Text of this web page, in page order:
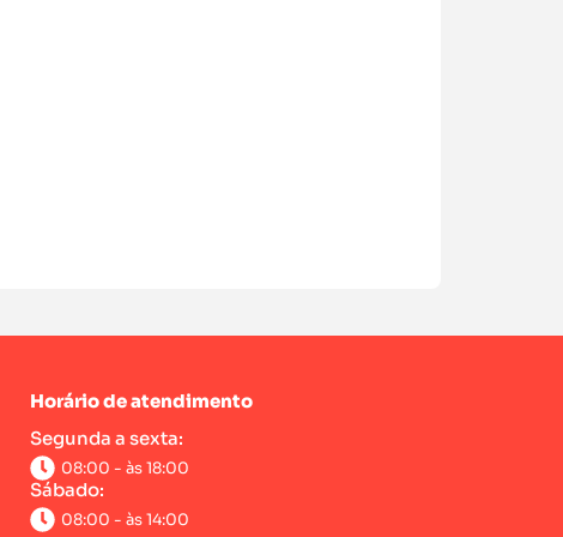
Horário de atendimento
Segunda a sexta:
08:00 - às 18:00
Sábado:
08:00 - às 14:00